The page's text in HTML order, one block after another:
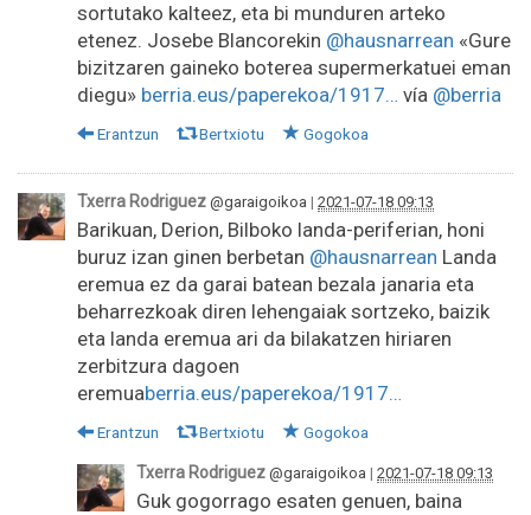
sortutako kalteez, eta bi munduren arteko
etenez. Josebe Blancorekin @hausnarrean «Gure
bizitzaren gaineko boterea supermerkatuei eman
diegu» berria.eus/paperekoa/1917… vía @berria
Erantzun Bertxiotu Gogokoa
Txerra Rodriguez @garaigoikoa | 2021-07-18 09:13
Barikuan, Derion, Bilboko landa-periferian, honi
buruz izan ginen berbetan @hausnarrean Landa
eremua ez da garai batean bezala janaria eta
beharrezkoak diren lehengaiak sortzeko, baizik
eta landa eremua ari da bilakatzen hiriaren
zerbitzura dagoen
eremuaberria.eus/paperekoa/1917…
Erantzun Bertxiotu Gogokoa
Txerra Rodriguez @garaigoikoa | 2021-07-18 09:13
Guk gogorrago esaten genuen, baina